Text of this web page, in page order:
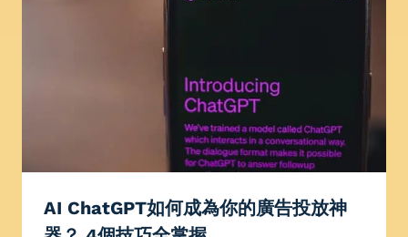
AI ChatGPT如何成為你的廣告投放神